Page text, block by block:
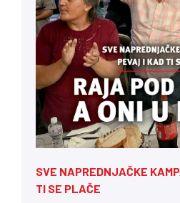
SVE NAPREDNJAČKE
TI SE PLAČE